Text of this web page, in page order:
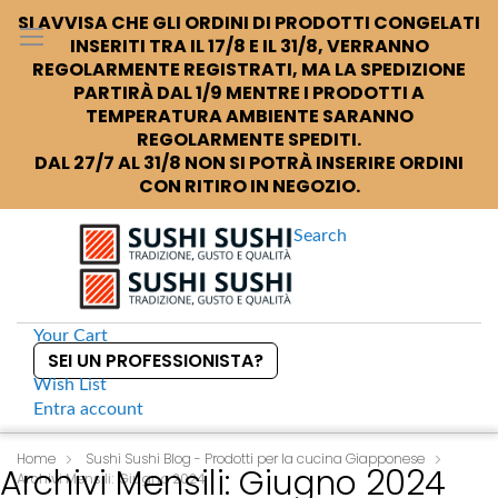
SI AVVISA CHE GLI ORDINI DI PRODOTTI CONGELATI
INSERITI TRA IL 17/8 E IL 31/8, VERRANNO
REGOLARMENTE REGISTRATI, MA LA SPEDIZIONE
PARTIRÀ DAL 1/9 MENTRE I PRODOTTI A
TEMPERATURA AMBIENTE SARANNO
REGOLARMENTE SPEDITI.
DAL 27/7 AL 31/8 NON SI POTRÀ INSERIRE ORDINI
CON RITIRO IN NEGOZIO.
Search
Your Cart
SEI UN PROFESSIONISTA?
Wish List
Entra account
S
k
i
Home
Sushi Sushi Blog - Prodotti per la cucina Giapponese
Archivi Mensili: Giugno 2024
Archivi Mensili: Giugno 2024